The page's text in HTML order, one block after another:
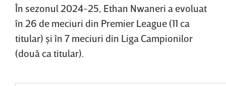
În sezonul 2024-25, Ethan Nwaneri a evoluat
în 26 de meciuri din Premier League (11 ca
titular) şi în 7 meciuri din Liga Campionilor
(două ca titular).